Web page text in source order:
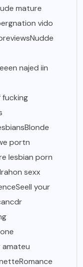
mature
vido
najed iin
portn
lesbian porn
sexx
your